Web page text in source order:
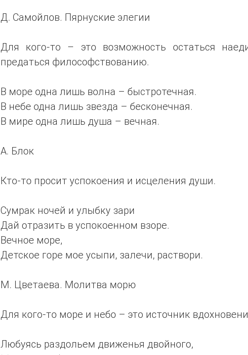
Д. Самойлов. Пярнуские элегии
Для кого-то – это возможность остаться
предаться философствованию.
В море одна лишь волна – быстротечная.
В небе одна лишь звезда – бесконечная.
В мире одна лишь душа – вечная.
А. Блок
Кто-то просит успокоения и исцеления души.
Сумрак ночей и улыбку зари
Дай отразить в успокоенном взоре.
Вечное море,
Детское горе мое усыпи, залечи, раствори.
М. Цветаева. Молитва морю
Для кого-то море и небо – это источник
Любуясь раздольем движенья двойного,